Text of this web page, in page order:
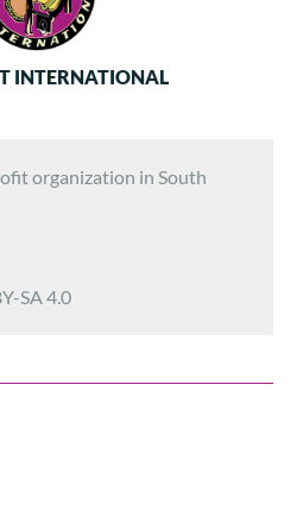
INTERNATIONAL
organization in South
SA 4.0